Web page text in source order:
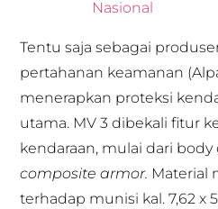
Nasional
Tentu saja sebagai
pertahanan keamanan
menerapkan proteksi
utama. MV 3 dibekali fitur
kendaraan, mulai dari
composite armor. Material
terhadap munisi kal. 7,62 x